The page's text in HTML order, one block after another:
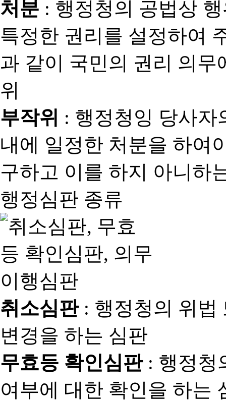
처분 : 행정청의 공법상
특정한 권리를 설정하여
과 같이 국민의 권리 의
위
부작위 : 행정청잉 당사자
내에 일정한 처분을 하여
구하고 이를 하지 아니하
행정심판 종류
취소심판: 행정청의 위법
변경을 하는 심판
무효등 확인심판: 행정청
여부에 대한 확인을 하는